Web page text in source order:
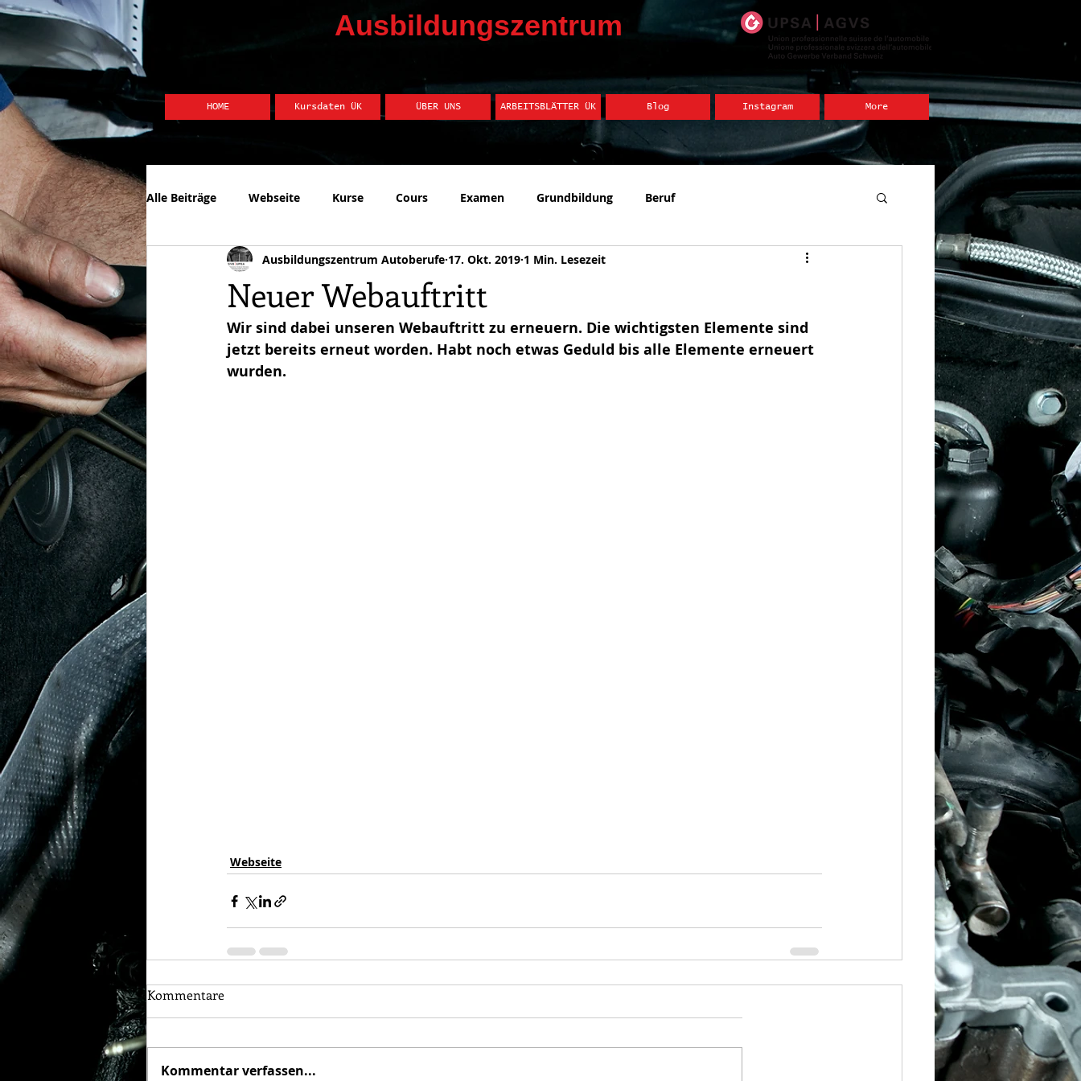
Ausbildungszentrum
HOME Kursdaten ÜK ÜBER UNS ARBEITSBLÄTTER ÜK Blog Instagram More
Alle Beiträge Webseite Kurse Cours Examen Grundbildung Beruf
Neuer Webauftritt
Ausbildungszentrum Autoberufe 17. Okt. 2019 1 Min. Lesezeit
Wir sind dabei unseren Webauftritt zu erneuern. Die wichtigsten Elemente sind
jetzt bereits erneut worden. Habt noch etwas Geduld bis alle Elemente erneuert
wurden.
Webseite
Kommentare
Kommentar verfassen...